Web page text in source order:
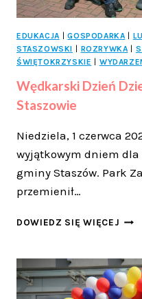
EDUKACJA | GOSPODARKA |
STASZOWSKI | ROZRYWKA |
ŚWIĘTOKRZYSKIE |
Wędkarski Dzień
Staszowie
Niedziela, 1 czerwca
wyjątkowym dniem dla
gminy Staszów. Park
przemienił…
DOWIEDZ SIĘ WIĘCEJ
NAD
W